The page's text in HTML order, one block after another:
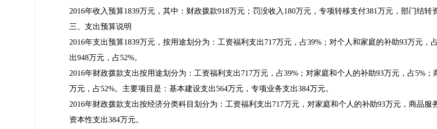
2016年收入预算1839万元，其中：财政拨款918万元；罚没收入180万元，专项转移支付381万元，部门结转
三、支出预算说明
2016年支出预算1839万元，按用途划分为：工资福利支出717万元，占39%；对个人和家庭的补助93万元，
出948万元，占52%。
2016年财政拨款支出按用途划分为：工资福利支出717万元，占39%；对家庭和个人的补助93万元，占5%
万元，占52%。主要项目是：基本建设支出564万元，专项业务支出384万元。
2016年财政拨款支出按经济分类科目划分为：工资福利支出717万元，对家庭和个人的补助93万元，商品服
资本性支出384万元。